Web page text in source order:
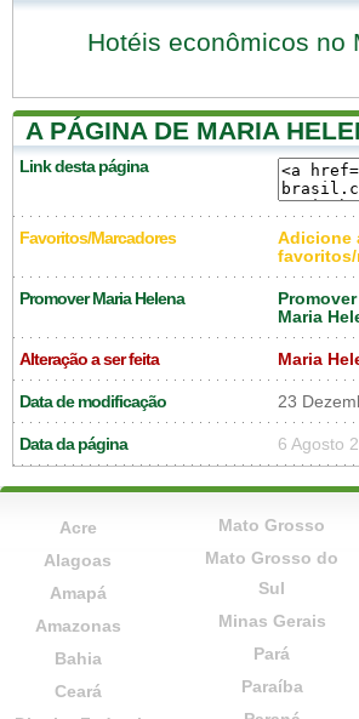
Hotéis econômicos no
A PÁGINA DE MARIA
Link desta página
Favoritos/Marcadores
Adicione
favoritos/
Promover Maria Helena
Maria
Alteração a ser feita Maria
Data de modificação 23
Data da página 6 Agosto
Acre
Alagoas
Amapá
Amazonas
Bahia
Ceará
Mato Grosso
Mato Grosso do
Sul
Minas Gerais
Pará
Paraíba